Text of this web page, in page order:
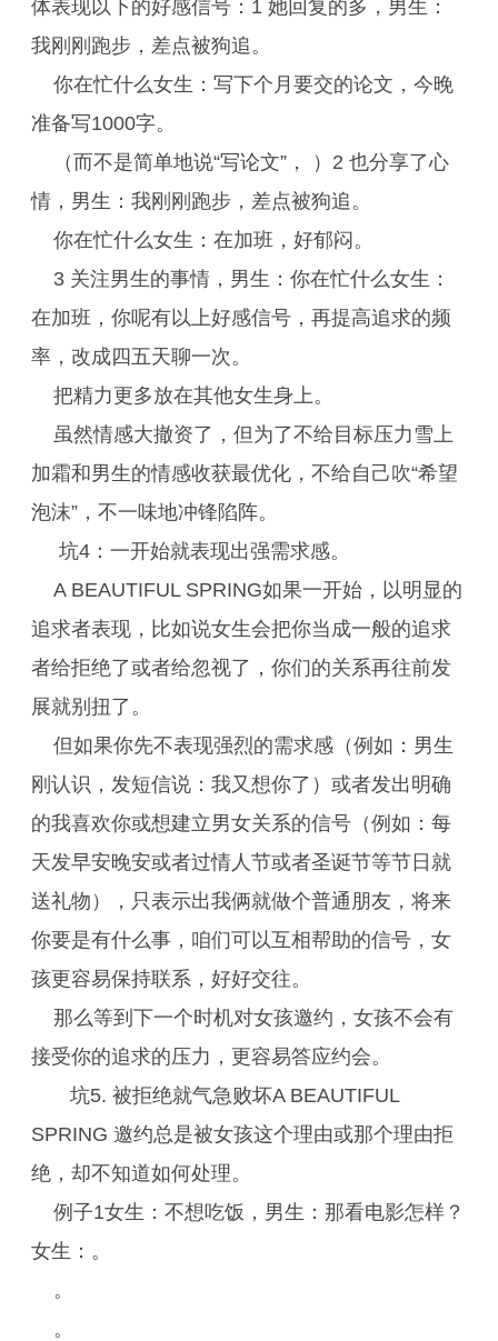
体表现以下的好感信号：1 她回复的多，男生：
我刚刚跑步，差点被狗追。
你在忙什么女生：写下个月要交的论文，今晚
准备写1000字。
（而不是简单地说“写论文”， ）2 也分享了心
情，男生：我刚刚跑步，差点被狗追。
你在忙什么女生：在加班，好郁闷。
3 关注男生的事情，男生：你在忙什么女生：
在加班，你呢有以上好感信号，再提高追求的频
率，改成四五天聊一次。
把精力更多放在其他女生身上。
虽然情感大撤资了，但为了不给目标压力雪上
加霜和男生的情感收获最优化，不给自己吹“希望
泡沫”，不一味地冲锋陷阵。
坑4：一开始就表现出强需求感。
A BEAUTIFUL SPRING如果一开始，以明显的
追求者表现，比如说女生会把你当成一般的追求
者给拒绝了或者给忽视了，你们的关系再往前发
展就别扭了。
但如果你先不表现强烈的需求感（例如：男生
刚认识，发短信说：我又想你了）或者发出明确
的我喜欢你或想建立男女关系的信号（例如：每
天发早安晚安或者过情人节或者圣诞节等节日就
送礼物），只表示出我俩就做个普通朋友，将来
你要是有什么事，咱们可以互相帮助的信号，女
孩更容易保持联系，好好交往。
那么等到下一个时机对女孩邀约，女孩不会有
接受你的追求的压力，更容易答应约会。
坑5. 被拒绝就气急败坏A BEAUTIFUL
SPRING 邀约总是被女孩这个理由或那个理由拒
绝，却不知道如何处理。
例子1女生：不想吃饭，男生：那看电影怎样？
女生：。
。
。